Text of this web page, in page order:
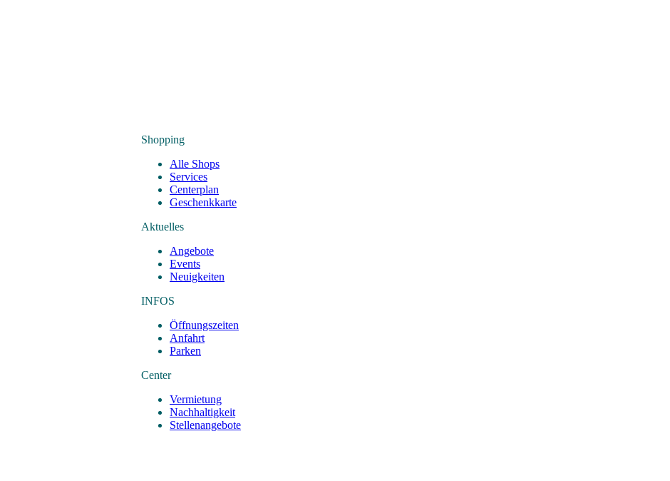
Shopping
Alle Shops
Services
Centerplan
Geschenkkarte
Aktuelles
Angebote
Events
Neuigkeiten
INFOS
Öffnungszeiten
Anfahrt
Parken
Center
Vermietung
Nachhaltigkeit
Stellenangebote